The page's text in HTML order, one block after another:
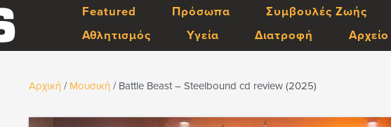
Featured Πρόσωπα Συμβουλές Ζωής
Αθλητισμός
Υγεία Διατροφή Αρχείο
Αρχική / Μουσική /Battle Beast – Steelbound cd review (2025)